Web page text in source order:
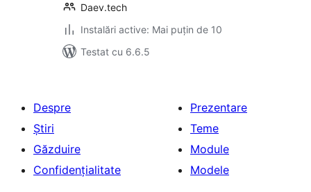
Daev.tech
Instalări active: Mai puțin de 10
Testat cu 6.6.5
Despre
Știri
Găzduire
Confidențialitate
Prezentare
Teme
Module
Modele